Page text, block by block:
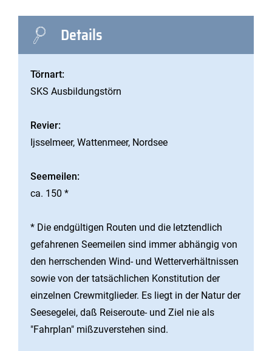
Details
Törnart:
SKS Ausbildungstörn
Revier:
Ijsselmeer, Wattenmeer, Nordsee
Seemeilen:
ca. 150 *
* Die endgültigen Routen und die letztendlich
gefahrenen Seemeilen sind immer abhängig von
den herrschenden Wind- und Wetterverhältnissen
sowie von der tatsächlichen Konstitution der
einzelnen Crewmitglieder. Es liegt in der Natur der
Seesegelei, daß Reiseroute- und Ziel nie als
"Fahrplan" mißzuverstehen sind.